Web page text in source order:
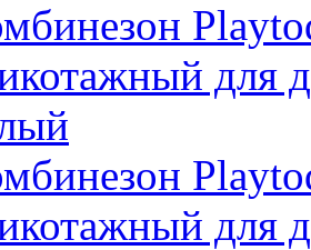
для
для